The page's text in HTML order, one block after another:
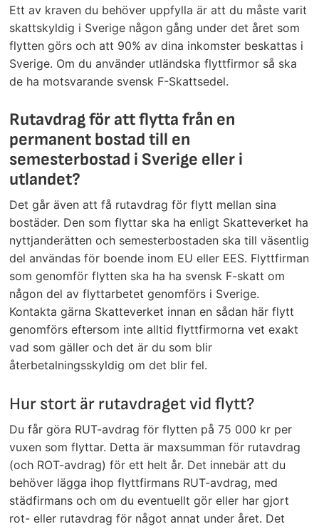
Ett av kraven du behöver uppfylla är att du måste varit
skattskyldig i Sverige någon gång under det året som
flytten görs och att 90% av dina inkomster beskattas i
Sverige. Om du använder utländska flyttfirmor så ska
de ha motsvarande svensk F-Skattsedel.
Rutavdrag för att flytta från en
permanent bostad till en
semesterbostad i Sverige eller i
utlandet?
Det går även att få rutavdrag för flytt mellan sina
bostäder. Den som flyttar ska ha enligt Skatteverket ha
nyttjanderätten och semesterbostaden ska till väsentlig
del användas för boende inom EU eller EES. Flyttfirman
som genomför flytten ska ha ha svensk F-skatt om
någon del av flyttarbetet genomförs i Sverige.
Kontakta gärna Skatteverket innan en sådan här flytt
genomförs eftersom inte alltid flyttfirmorna vet exakt
vad som gäller och det är du som blir
återbetalningsskyldig om det blir fel.
Hur stort är rutavdraget vid flytt?
Du får göra RUT-avdrag för flytten på 75 000 kr per
vuxen som flyttar. Detta är maxsumman för rutavdrag
(och ROT-avdrag) för ett helt år. Det innebär att du
behöver lägga ihop flyttfirmans RUT-avdrag, med
städfirmans och om du eventuellt gör eller har gjort
rot- eller rutavdrag för något annat under året. Det